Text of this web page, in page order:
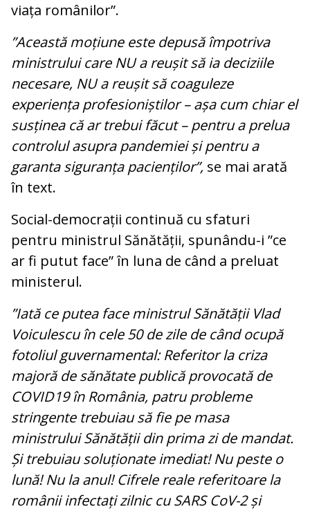
viața românilor”.
”Această moțiune este depusă împotriva
ministrului care NU a reușit să ia deciziile
necesare, NU a reușit să coaguleze
experiența profesioniștilor – așa cum chiar el
susținea că ar trebui făcut – pentru a prelua
controlul asupra pandemiei și pentru a
garanta siguranța pacienților”, se mai arată
în text.
Social-democrații continuă cu sfaturi
pentru ministrul Sănătății, spunându-i ”ce
ar fi putut face” în luna de când a preluat
ministerul.
”Iată ce putea face ministrul Sănătății Vlad
Voiculescu în cele 50 de zile de când ocupă
fotoliul guvernamental: Referitor la criza
majoră de sănătate publică provocată de
COVID19 în România, patru probleme
stringente trebuiau să fie pe masa
ministrului Sănătății din prima zi de mandat.
Și trebuiau soluționate imediat! Nu peste o
lună! Nu la anul! Cifrele reale referitoare la
românii infectați zilnic cu SARS CoV-2 și